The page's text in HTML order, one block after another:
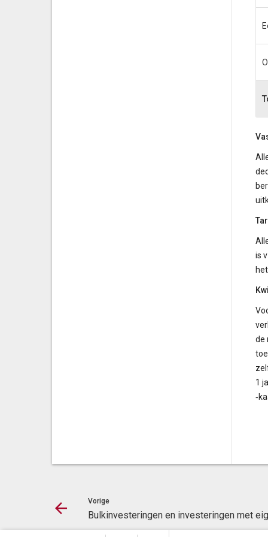
is
de
1
Vorige
Bulkinvesteringen en investeringen met